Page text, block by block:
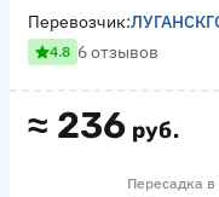
≈ 236 руб.
Перевозчик:
4.8 6 отзывов
Пересадка в